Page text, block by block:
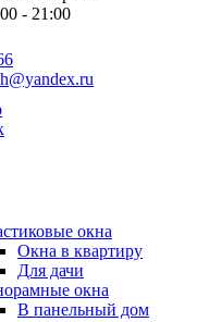
- 21:00
окна
Окна в квартиру
Для дачи
окна
В панельный дом